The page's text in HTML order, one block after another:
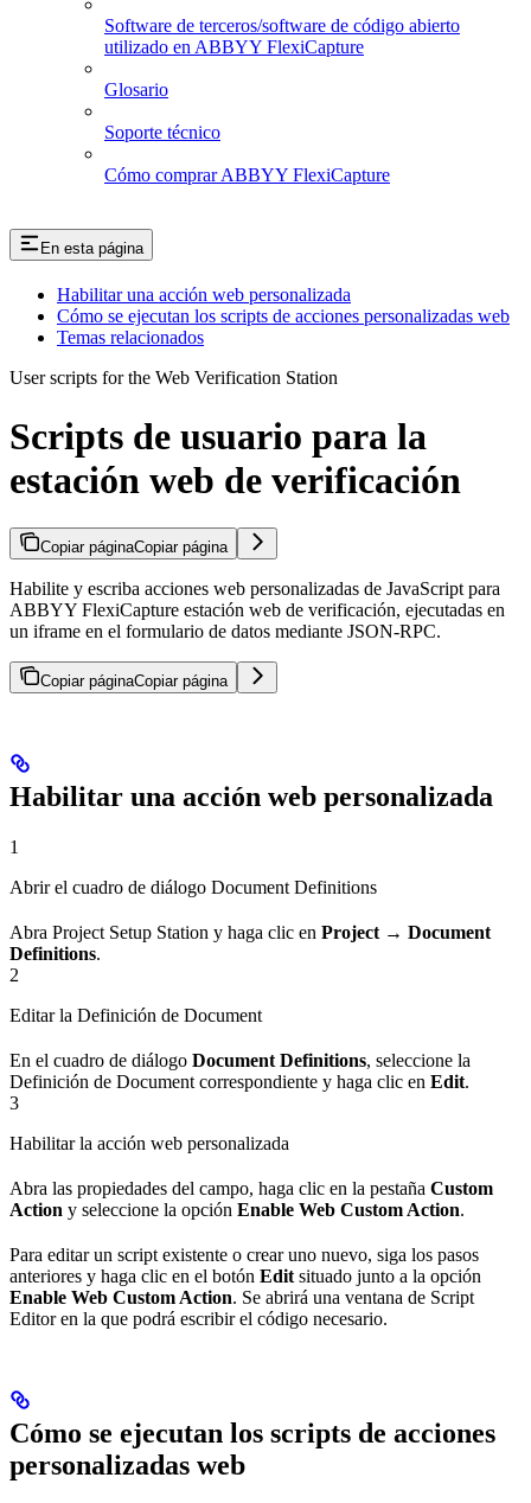
Software de terceros/software de código abierto
utilizado en ABBYY FlexiCapture
Glosario
Soporte técnico
Cómo comprar ABBYY FlexiCapture
En esta página
Habilitar una acción web personalizada
Cómo se ejecutan los scripts de acciones personalizadas web
Temas relacionados
User scripts for the Web Verification Station
Scripts de usuario para la
estación web de verificación
Copiar páginaCopiar página
Habilite y escriba acciones web personalizadas de JavaScript para
ABBYY FlexiCapture estación web de verificación, ejecutadas en
un iframe en el formulario de datos mediante JSON-RPC.
Copiar páginaCopiar página
Habilitar una acción web personalizada
1
Abrir el cuadro de diálogo Document Definitions
Abra Project Setup Station y haga clic en Project → Document
Definitions.
2
Editar la Definición de Document
En el cuadro de diálogo Document Definitions, seleccione la
Definición de Document correspondiente y haga clic en Edit.
3
Habilitar la acción web personalizada
Abra las propiedades del campo, haga clic en la pestaña Custom
Action y seleccione la opción Enable Web Custom Action.
Para editar un script existente o crear uno nuevo, siga los pasos
anteriores y haga clic en el botón Edit situado junto a la opción
Enable Web Custom Action. Se abrirá una ventana de Script
Editor en la que podrá escribir el código necesario.
Cómo se ejecutan los scripts de acciones
personalizadas web